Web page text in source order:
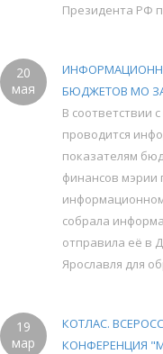
Президента РФ
20
мая
БЮДЖЕТОВ МО ЗА
В соответствии
проводится
показателям
финансов мэрии
собрала
отправила её в
Ярославля для
19
мар
КОТЛАС.
КОНФЕРЕНЦИЯ